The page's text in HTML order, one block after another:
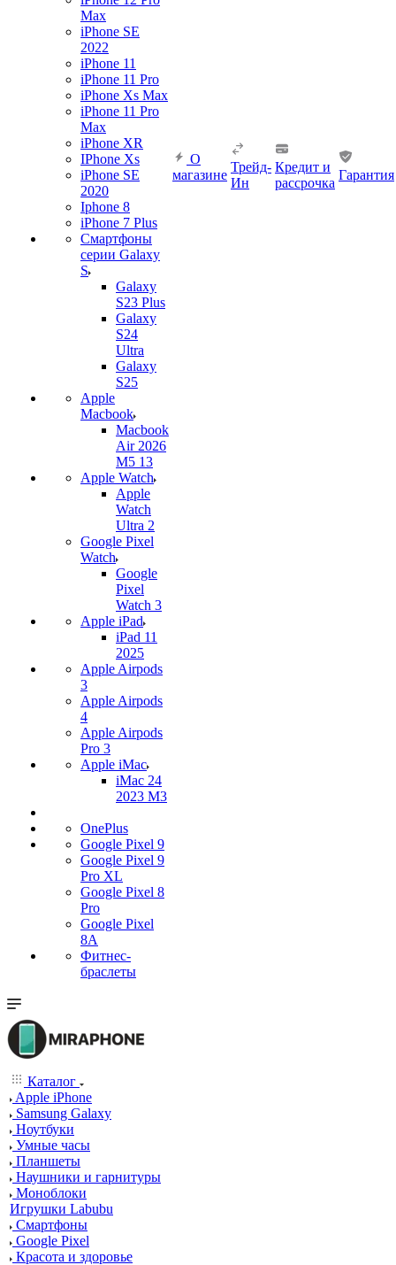
Max
iPhone SE
2022
iPhone 11
iPhone 11 Pro
iPhone Xs Max
iPhone 11 Pro
Max
iPhone XR
IPhone Xs
iPhone SE
2020
Iphone 8
iPhone 7 Plus
Смартфоны
серии Galaxy
S
Galaxy
S23 Plus
Galaxy
S24
Ultra
Galaxy
S25
Apple
Macbook
Macbook
Air 2026
M5 13
Apple Watch
Apple
Watch
Ultra 2
Google Pixel
Watch
Google
Pixel
Watch 3
Apple iPad
iPad 11
2025
Apple Airpods
3
Apple Airpods
4
Apple Airpods
Pro 3
Apple iMac
iMac 24
2023 M3
OnePlus
Google Pixel 9
Google Pixel 9
Pro XL
Google Pixel 8
Pro
Google Pixel
8A
Фитнес-
браслеты
О
магазине
Трейд-
Ин
Кредит и
рассрочка
Гарантия
Каталог
Apple iPhone
Samsung Galaxy
Ноутбуки
Умные часы
Планшеты
Наушники и гарнитуры
Моноблоки
Игрушки Labubu
Смартфоны
Google Pixel
Красота и здоровье